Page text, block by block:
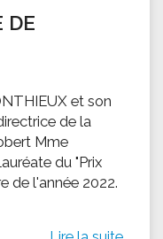
DE
et son
de la
Mme
du "Prix
de l'année 2022.